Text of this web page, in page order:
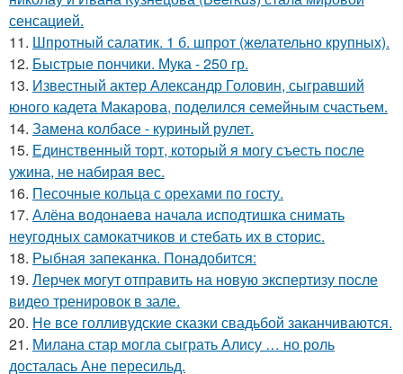
сенсацией.
11. Шпротный салатик. 1 б. шпрот (желательно крупных).
12. Быстрые пончики. Мука - 250 гр.
13. Известный актер Александр Головин, сыгравший
юного кадета Макарова, поделился семейным счастьем.
14. Замена колбасе - куриный рулет.
15. Единственный торт, который я могу съесть после
ужина, не набирая вес.
16. Песочные кольца с орехами по госту.
17. Алёна водонаева начала исподтишка снимать
неугодных самокатчиков и стебать их в сторис.
18. Рыбная запеканка. Понадобится:
19. Лерчек могут отправить на новую экспертизу после
видео тренировок в зале.
20. Не все голливудские сказки свадьбой заканчиваются.
21. Милана стар могла сыграть Алису … но роль
досталась Ане пересильд.